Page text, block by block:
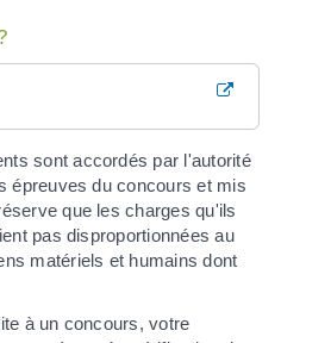
sont accordés par l'autorité
épreuves du concours et mis
que les charges qu'ils
pas disproportionnées au
matériels et humains dont
à un concours, votre